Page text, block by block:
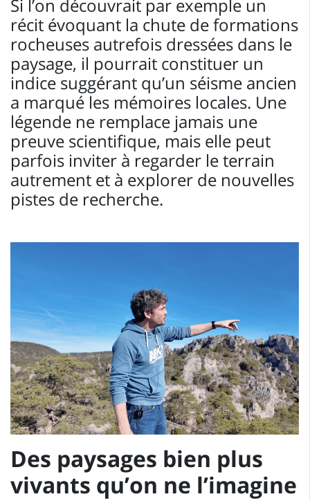
Si l’on découvrait par exemple un
récit évoquant la chute de formations
rocheuses autrefois dressées dans le
paysage, il pourrait constituer un
indice suggérant qu’un séisme ancien
a marqué les mémoires locales. Une
légende ne remplace jamais une
preuve scientifique, mais elle peut
parfois inviter à regarder le terrain
autrement et à explorer de nouvelles
pistes de recherche.
Des paysages bien plus
vivants qu’on ne l’imagine